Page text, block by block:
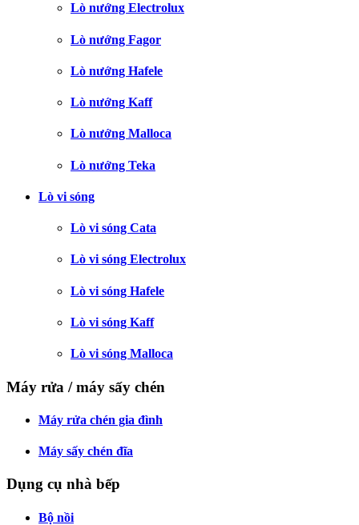
Lò nướng Electrolux
Lò nướng Fagor
Lò nướng Hafele
Lò nướng Kaff
Lò nướng Malloca
Lò nướng Teka
Lò vi sóng
Lò vi sóng Cata
Lò vi sóng Electrolux
Lò vi sóng Hafele
Lò vi sóng Kaff
Lò vi sóng Malloca
Máy rửa / máy sấy chén
Máy rửa chén gia đình
Máy sấy chén đĩa
Dụng cụ nhà bếp
Bộ nồi